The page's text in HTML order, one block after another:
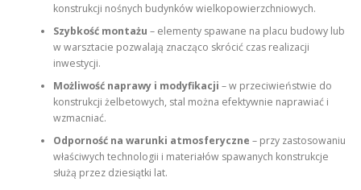
konstrukcji nośnych budynków wielkopowierzchniowych.
Szybkość montażu – elementy spawane na placu budowy lub
w warsztacie pozwalają znacząco skrócić czas realizacji
inwestycji.
Możliwość naprawy i modyfikacji – w przeciwieństwie do
konstrukcji żelbetowych, stal można efektywnie naprawiać i
wzmacniać.
Odporność na warunki atmosferyczne – przy zastosowaniu
właściwych technologii i materiałów spawanych konstrukcje
służą przez dziesiątki lat.